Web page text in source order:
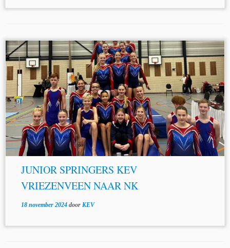
JUNIOR SPRINGERS KEV
VRIEZENVEEN NAAR NK
18 november 2024 door KEV